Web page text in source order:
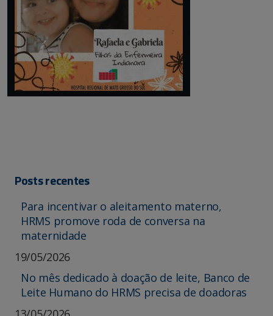
Posts recentes
Para incentivar o aleitamento materno,
HRMS promove roda de conversa na
maternidade
19/05/2026
No mês dedicado à doação de leite, Banco de
Leite Humano do HRMS precisa de doadoras